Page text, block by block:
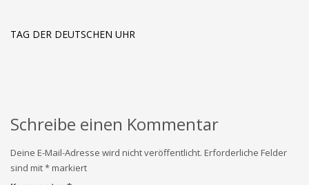
TAG DER DEUTSCHEN UHR
Schreibe einen Kommentar
Deine E-Mail-Adresse wird nicht veröffentlicht. Erforderliche Felder
sind mit*markiert